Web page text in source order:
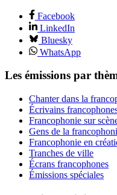
Facebook
LinkedIn
Bluesky
WhatsApp
Les émissions par
Chanter dans la
Écrivains
Francophonie sur
Gens de la
Francophonie en
Tranches de ville
Écrans francophones
Émissions spéciales